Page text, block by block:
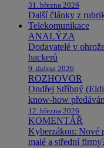
31. března 2026
Další články z
Telekomunikace
ANALÝZA
Dodavatelé v
hackerů
9. dubna 2026
ROZHOVOR
Ondřej Stříbný
know-how
12. března 2026
KOMENTÁŘ
Kyberzákon: Nové
malé a střední